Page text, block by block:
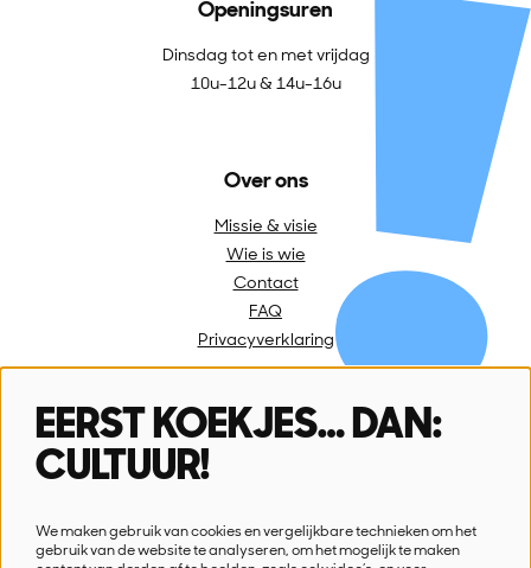
Openingsuren
Dinsdag tot en met vrijdag
10u-12u & 14u-16u
Over ons
Missie & visie
Wie is wie
Contact
FAQ
Privacyverklaring
Volg ons
EERST KOEKJES… DAN:
CULTUUR!
We maken gebruik van cookies en vergelijkbare technieken om het
gebruik van de website te analyseren, om het mogelijk te maken